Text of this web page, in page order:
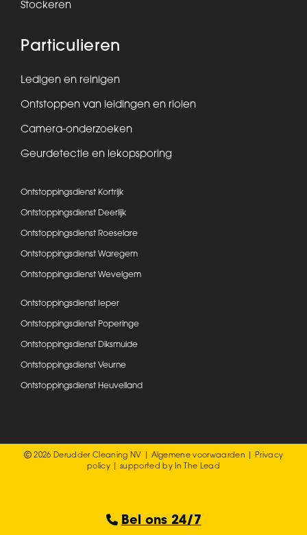
Bel ons 24/7
Stockeren
Particulieren
Ledigen en reinigen
Ontstoppen van leidingen en riolen
Camera-onderzoeken
Geurdetectie en lekopsporing
Ontstoppingsdienst Kortrijk
Ontstoppingsdienst Deerlijk
Ontstoppingsdienst Roeselare
Ontstoppingsdienst Waregem
Ontstoppingsdienst Wevelgem
Ontstoppingsdienst Ieper
Ontstoppingsdienst Poperinge
Ontstoppingsdienst Diksmuide
Ontstoppingsdienst Veurne
Ontstoppingsdienst Heuvelland
2026 Derudder Cleaning NV | Algemene voorwaarden |Privacy
policy | supported byIn The Lead